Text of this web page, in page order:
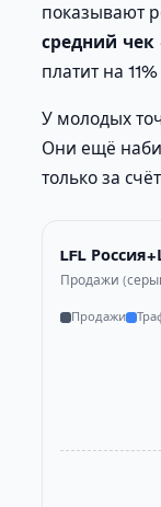
показывают
средний чек
платит на
У молодых
Они ещё
только за
LFL
Продажи
Продажи